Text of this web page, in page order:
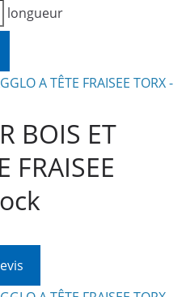
longueur
BOIS ET
FRAISEE